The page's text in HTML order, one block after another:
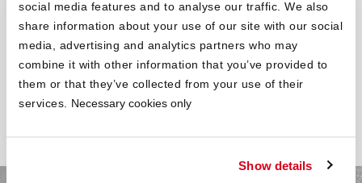
social media features and to analyse our traffic. We also
share information about your use of our site with our social
media, advertising and analytics partners who may
combine it with other information that you’ve provided to
them or that they’ve collected from your use of their
services. Necessary cookies only
Show details
podwójnych, od 90 do 200 cm szerokości. Jeśli chodzi o
długość, możesz wybrać między konwencjonalną długością
prześcieradła 200 cm a długością 220 cm. Aby upewnić się, że
wybierasz odpowiedni rozmiar prześcieradła, po prostu zmierz
swój materac.